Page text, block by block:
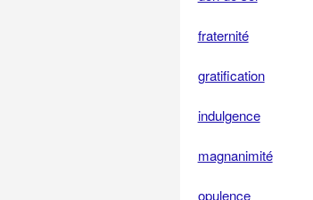
fraternité
gratification
indulgence
magnanimité
opulence